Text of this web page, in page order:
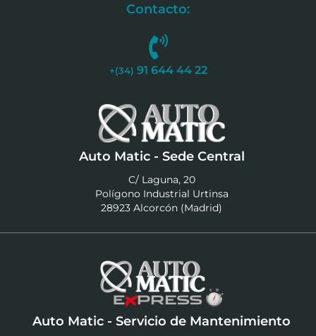
Contacto:
+(34) 91 644 44 22
Auto Matic - Sede Central
C/ Laguna, 20
Polígono Industrial Urtinsa
28923 Alcorcón (Madrid)
Auto Matic - Servicio de Mantenimiento